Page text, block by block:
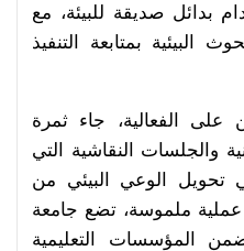
بدائل صديقة للبيئة، مع
البيئية بمتابعة التنفيذ
على الفعالية، جاء ثمرة
والجلسات النقاشية التي
تحويل الوعي البيئي من
ملموسة، تضع جامعة
المؤسسات التعليمية